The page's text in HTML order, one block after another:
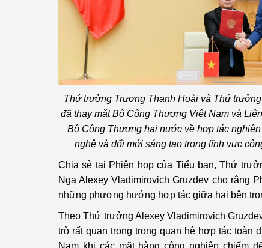
Thứ trưởng Trương Thanh Hoài và Thứ
đã thay mặt Bộ Công Thương Việt Nam và
Bộ Công Thương hai nước về hợp tác
nghệ và đổi mới sáng tạo trong lĩnh vực
Chia sẻ tại Phiên họp của Tiểu ban, Thứ
Nga Alexey Vladimirovich Gruzdev cho rằng
những phương hướng hợp tác giữa hai bên
Theo Thứ trưởng Alexey Vladimirovich
trò rất quan trọng trong quan hệ hợp tác toàn
Nam khi các mặt hàng công nghiệp chiếm